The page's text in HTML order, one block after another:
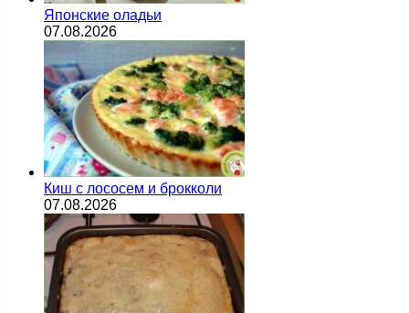
Японские оладьи
07.08.2026
Киш с лососем и брокколи
07.08.2026